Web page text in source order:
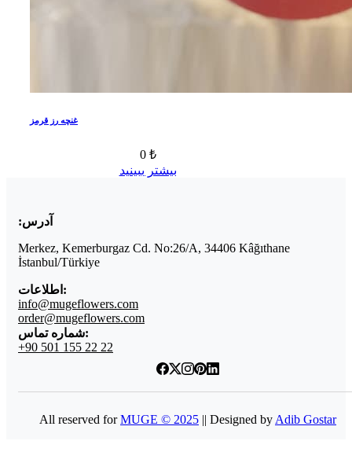
غنچه رز قرمز
0 ₺
بیشتر ببینید
آدرس:
Merkez, Kemerburgaz Cd. No:26/A, 34406 Kâğıthane
İstanbul/Türkiye
اطلاعات:
info@mugeflowers.com
order@mugeflowers.com
شماره تماس:
+90 501 155 22 22
All reserved forMUGE © 2025 || Designed by Adib Gostar